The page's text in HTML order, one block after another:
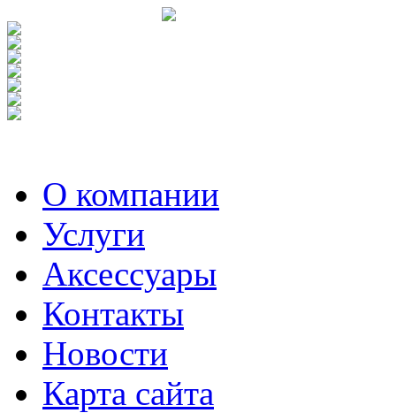
О компании
Услуги
Аксесcуары
Контакты
Новости
Карта сайта